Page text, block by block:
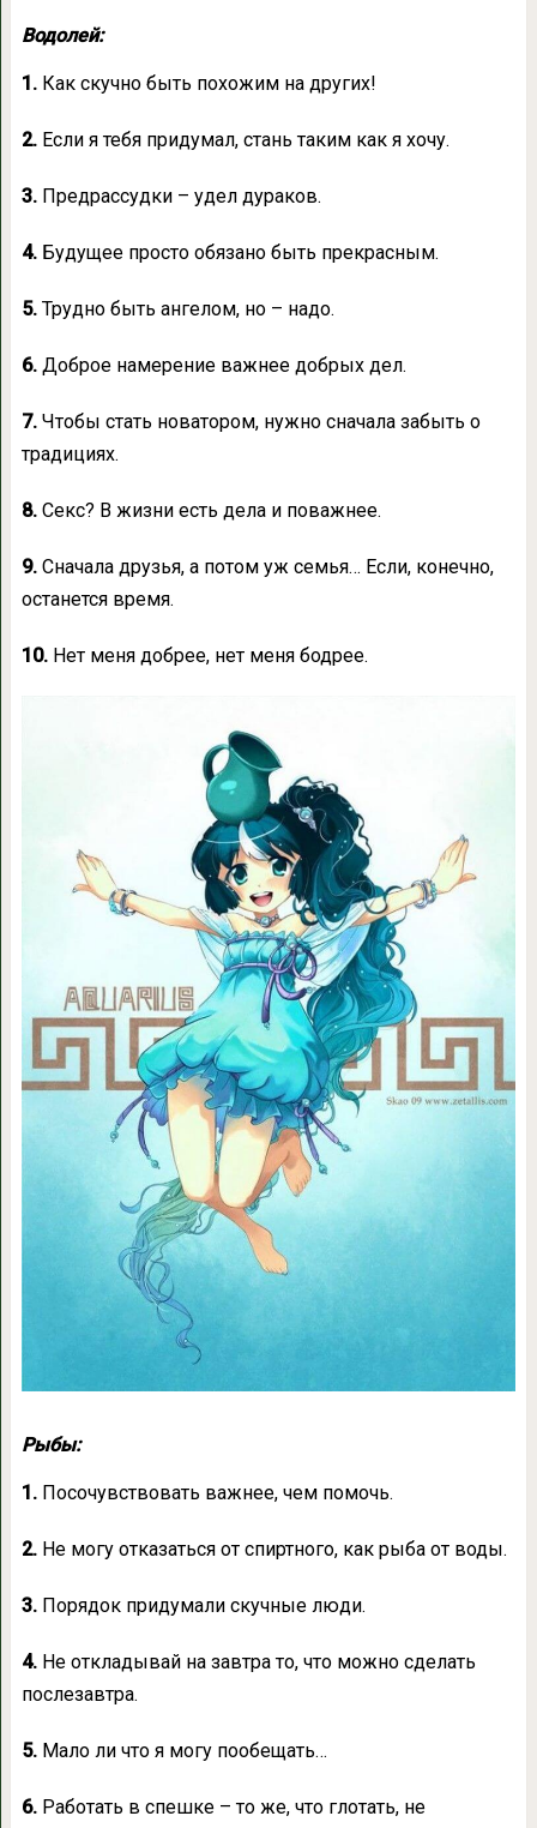
Водолей:
1.Как скучно быть похожим на других!
2.Если я тебя придумал, стань таким как я хочу.
3.Предрассудки – удел дураков.
4.Будущее просто обязано быть прекрасным.
5.Трудно быть ангелом, но – надо.
6.Доброе намерение важнее добрых дел.
7.Чтобы стать новатором, нужно сначала забыть о
традициях.
8.Секс? В жизни есть дела и поважнее.
9.Сначала друзья, а потом уж семья… Если, конечно,
останется время.
10.Нет меня добрее, нет меня бодрее.
Рыбы:
1.Посочувствовать важнее, чем помочь.
2.Не могу отказаться от спиртного, как рыба от воды.
3.Порядок придумали скучные люди.
4.Не откладывай на завтра то, что можно сделать
послезавтра.
5.Мало ли что я могу пообещать…
6.Работать в спешке – то же, что глотать, не